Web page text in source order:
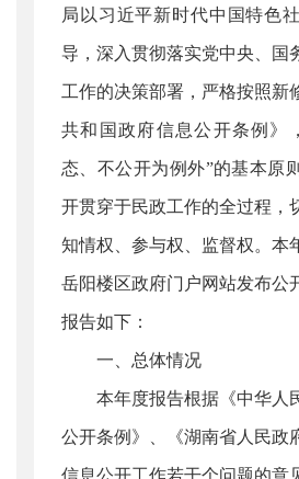
局以习近平新时代中国特色
导，深入贯彻落实党中央、国
工作的决策部署，严格按照新
共和国政府信息公开条例》
态、不公开为例外”的基本原
开贯穿于民政工作的全过程，
知情权、参与权、监督权。本
岳阳楼区政府门户网站发布公
报告如下：
一、总体情况
本年度报告根据《中华人
公开条例》、《湖南省人民政
信息公开工作若干个问题的意